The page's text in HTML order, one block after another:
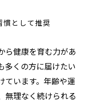
慣として推奨
ら健康を育む力があ
多くの方に届けたい
ています。年齢や運
無理なく続けられる